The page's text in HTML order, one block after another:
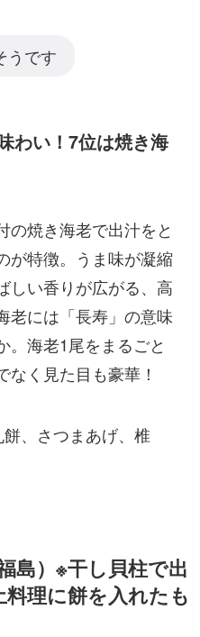
うです
わい！7位は焼き海
の焼き海老で出汁をと
が特徴。うま味が凝縮
しい香りが広がる、高
老には「長寿」の意味
。海老1尾をまるごと
く見た目も豪華！
、さつまあげ、椎
島）※干し貝柱で出
理に餅を入れたも